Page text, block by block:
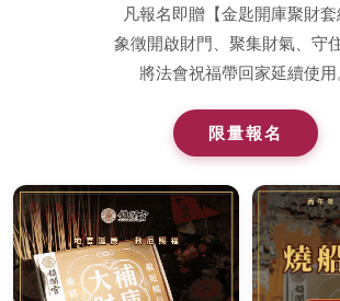
凡報名即贈【金匙開庫聚財套
象徵開啟財門、聚集財氣、守
將法會祝福帶回家延續使用
限量報名